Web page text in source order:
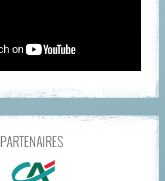
PARTENAIRES